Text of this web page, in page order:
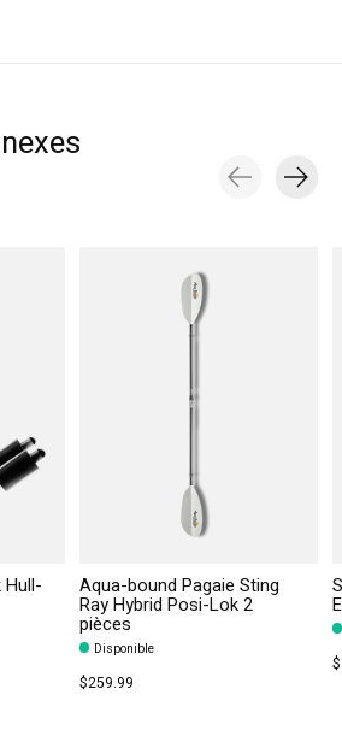
Hull- Aqua-bound Pagaie Sting
Ray Hybrid Posi-Lok 2
pièces
Disponible
$259.99